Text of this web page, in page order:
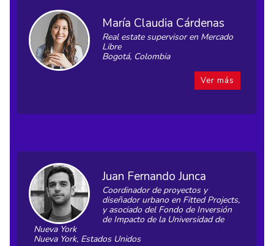
María Claudia Cárdenas
Real estate supervisor en Mercado
Libre
Bogotá, Colombia
Ver más
Juan Fernando Junca
Coordinador de proyectos y
diseñador urbano en Fitted Projects,
y asociado del Fondo de Inversión
de Impacto de la Universidad de
Nueva York
Nueva York, Estados Unidos